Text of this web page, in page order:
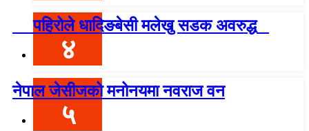
पहिरोले धादिङबेसी मलेखु सडक अवरुद्ध
४
नेपाल जेसीजको मनोनयमा नवराज वन
५